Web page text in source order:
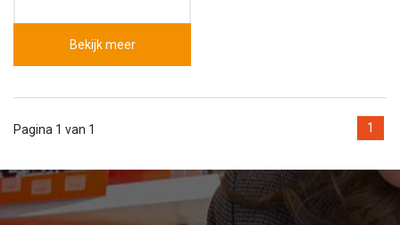
Bekijk meer
Pagina 1 van 1 1